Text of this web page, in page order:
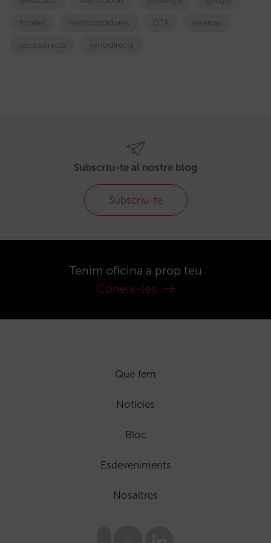
hoteles metabuscadores OTA reservas
vendadirecta ventadirecta
Subscriu-te al nostre blog
Subscriu-te
Tenim oficina a prop teu
Coneix-les
Que fem
Notícies
Bloc
Esdeveniments
Nosaltres